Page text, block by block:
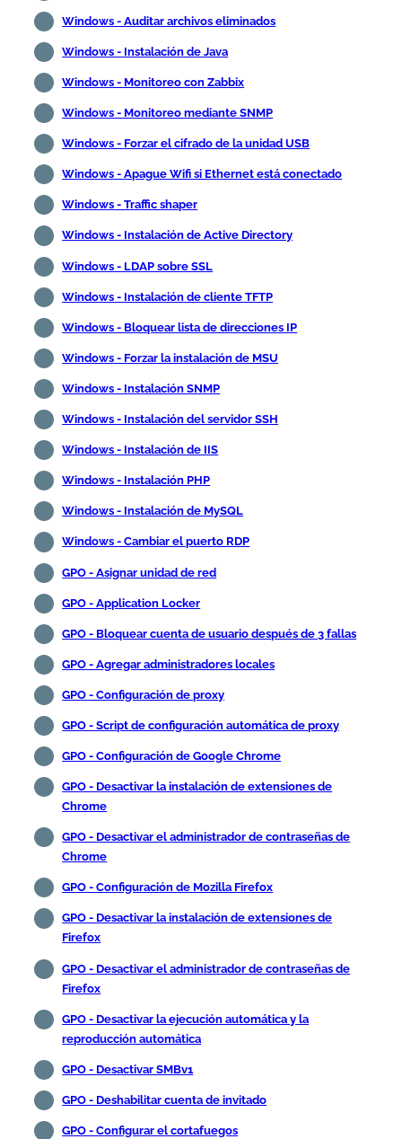
Windows - Auditar archivos eliminados
Windows - Instalación de Java
Windows - Monitoreo con Zabbix
Windows - Monitoreo mediante SNMP
Windows - Forzar el cifrado de la unidad USB
Windows - Apague Wifi si Ethernet está conectado
Windows - Traffic shaper
Windows - Instalación de Active Directory
Windows - LDAP sobre SSL
Windows - Instalación de cliente TFTP
Windows - Bloquear lista de direcciones IP
Windows - Forzar la instalación de MSU
Windows - Instalación SNMP
Windows - Instalación del servidor SSH
Windows - Instalación de IIS
Windows - Instalación PHP
Windows - Instalación de MySQL
Windows - Cambiar el puerto RDP
GPO - Asignar unidad de red
GPO - Application Locker
GPO - Bloquear cuenta de usuario después de 3 fallas
GPO - Agregar administradores locales
GPO - Configuración de proxy
GPO - Script de configuración automática de proxy
GPO - Configuración de Google Chrome
GPO - Desactivar la instalación de extensiones de
Chrome
GPO - Desactivar el administrador de contraseñas de
Chrome
GPO - Configuración de Mozilla Firefox
GPO - Desactivar la instalación de extensiones de
Firefox
GPO - Desactivar el administrador de contraseñas de
Firefox
GPO - Desactivar la ejecución automática y la
reproducción automática
GPO - Desactivar SMBv1
GPO - Deshabilitar cuenta de invitado
GPO - Configurar el cortafuegos